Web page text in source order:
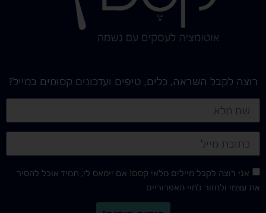
רוצה לקבל השראה, כלים, טיפים ועדכונים קסומים במייל?
אני רוצה לקבל מיילים מלאי קסם! אם יימאס לי, תמיד אוכל להסיר
את עצמי ולחזור לחיי האפרוריים